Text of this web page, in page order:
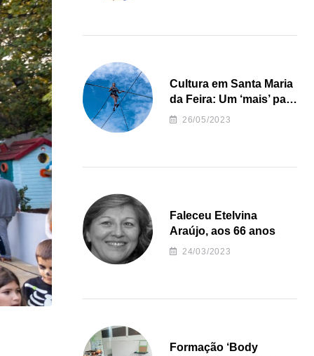
Cultura em Santa Maria
da Feira: Um ‘mais’ para
o Concelho
26/05/2023
Faleceu Etelvina
Araújo, aos 66 anos
24/03/2023
Formação ‘Body